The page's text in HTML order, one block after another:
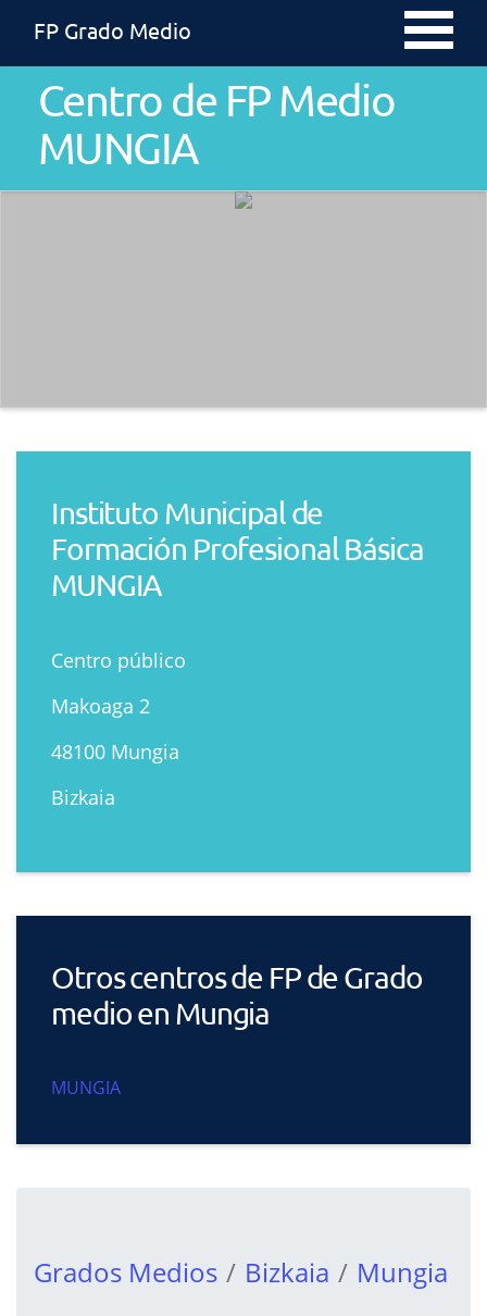
FP Grado Medio
Centro de FP Medio
MUNGIA
Instituto Municipal de
Formación Profesional Básica
MUNGIA
Centro público
Makoaga 2
48100 Mungia
Bizkaia
Otros centros de FP de Grado
medio en Mungia
MUNGIA
Grados Medios Bizkaia Mungia